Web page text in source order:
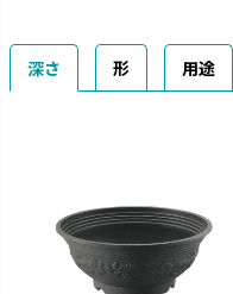
深さ 形 用途